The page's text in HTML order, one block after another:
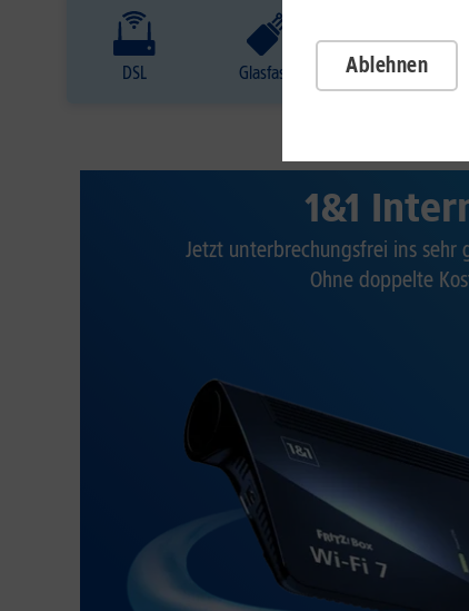
DSL Glasfaser Internet
1&1
Jetzt unterbrechungsfrei ins sehr
Ohne doppelte
Ablehnen